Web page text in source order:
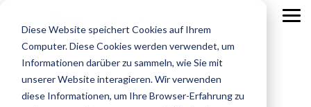
Diese Website speichert Cookies auf Ihrem
Computer. Diese Cookies werden verwendet, um
Informationen darüber zu sammeln, wie Sie mit
unserer Website interagieren. Wir verwenden
diese Informationen, um Ihre Browser-Erfahrung zu
main
content.Leistungen
Alle anzeigen
Leistungen
Penetration Testing
Leistungen
ISTQB Certified Tester
IREB Certified
Professional for